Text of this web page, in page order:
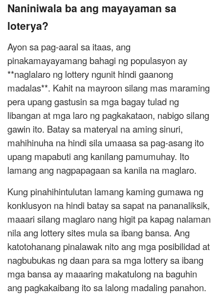
Naniniwala ba ang mayayaman sa
loterya?
Ayon sa pag-aaral sa itaas, ang
pinakamayayamang bahagi ng populasyon ay
**naglalaro ng lottery ngunit hindi gaanong
madalas**. Kahit na mayroon silang mas maraming
pera upang gastusin sa mga bagay tulad ng
libangan at mga laro ng pagkakataon, nabigo silang
gawin ito. Batay sa materyal na aming sinuri,
mahihinuha na hindi sila umaasa sa pag-asang ito
upang mapabuti ang kanilang pamumuhay. Ito
lamang ang nagpapagaan sa kanila na maglaro.
Kung pinahihintulutan lamang kaming gumawa ng
konklusyon na hindi batay sa sapat na pananaliksik,
maaari silang maglaro nang higit pa kapag nalaman
nila ang lottery sites mula sa ibang bansa. Ang
katotohanang pinalawak nito ang mga posibilidad at
nagbubukas ng daan para sa mga lottery sa ibang
mga bansa ay maaaring makatulong na baguhin
ang pagkakaibang ito sa lalong madaling panahon.